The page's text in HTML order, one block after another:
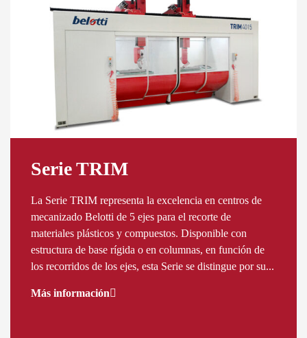
Serie TRIM
La Serie TRIM representa la excelencia en centros de
mecanizado Belotti de 5 ejes para el recorte de
materiales plásticos y compuestos. Disponible con
estructura de base rígida o en columnas, en función de
los recorridos de los ejes, esta Serie se distingue por su...
Más información